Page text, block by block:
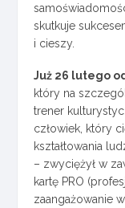
skutkuje
i cieszy.
Już 26 lutego
który na
trener
człowiek, który
kształtowania
– zwyciężył w
kartę PRO
zaangażowanie